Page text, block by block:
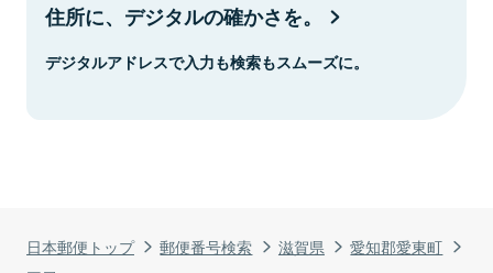
日本郵便トップ 郵便番号検索 滋賀県
愛知郡愛東町
住所に、デジタルの確かさを。
デジタルアドレスで入力も検索もスムーズに。